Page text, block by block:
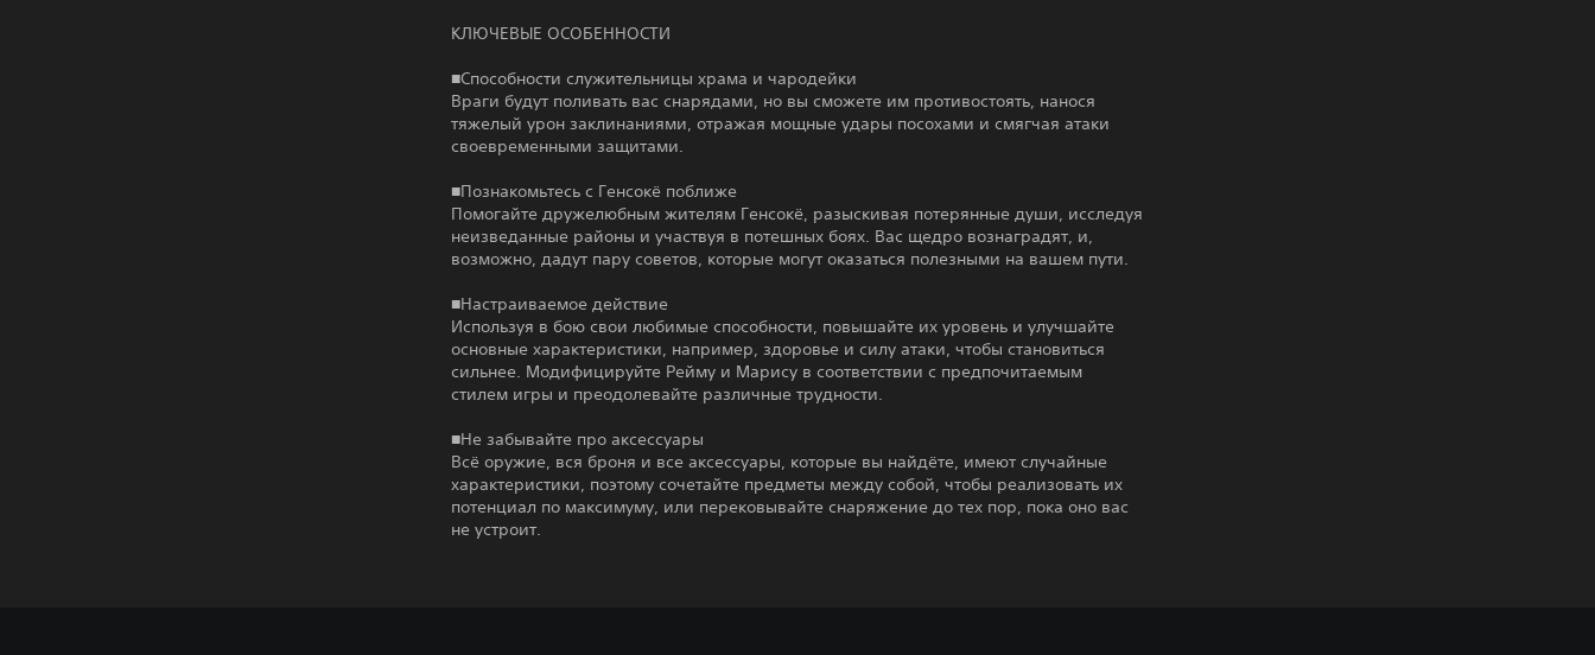
КЛЮЧЕВЫЕ ОСОБЕННОСТИ
■Способности служительницы храма и чародейки
Враги будут поливать вас снарядами, но вы сможете им противостоять, нанося
тяжелый урон заклинаниями, отражая мощные удары посохами и смягчая атаки
своевременными защитами.
■Познакомьтесь с Генсокё поближе
Помогайте дружелюбным жителям Генсокё, разыскивая потерянные души, исследуя
неизведанные районы и участвуя в потешных боях. Вас щедро вознаградят, и,
возможно, дадут пару советов, которые могут оказаться полезными на вашем пути.
■Настраиваемое действие
Используя в бою свои любимые способности, повышайте их уровень и улучшайте
основные характеристики, например, здоровье и силу атаки, чтобы становиться
сильнее. Модифицируйте Рейму и Марису в соответствии с предпочитаемым
стилем игры и преодолевайте различные трудности.
■Не забывайте про аксессуары
Всё оружие, вся броня и все аксессуары, которые вы найдёте, имеют случайные
характеристики, поэтому сочетайте предметы между собой, чтобы реализовать их
потенциал по максимуму, или перековывайте снаряжение до тех пор, пока оно вас
не устроит.